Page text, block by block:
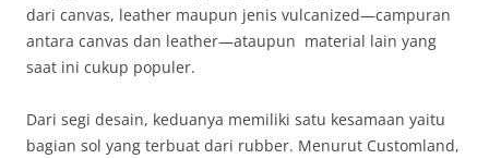
dari canvas, leather maupun jenis vulcanized—campuran
antara canvas dan leather—ataupun material lain yang
saat ini cukup populer.
Dari segi desain, keduanya memiliki satu kesamaan yaitu
bagian sol yang terbuat dari rubber. Menurut Customland,